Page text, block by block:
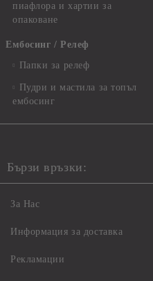
пиафлора и хартии за
опаковане
Ембосинг / Релеф
Папки за релеф
Пудри и мастила за топъл
ембосинг
Бързи връзки:
За Нас
Информация за доставка
Рекламации